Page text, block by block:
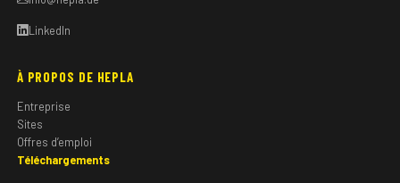
LinkedIn
À PROPOS DE HEPLA
Entreprise
Sites
Offres d’emploi
Téléchargements